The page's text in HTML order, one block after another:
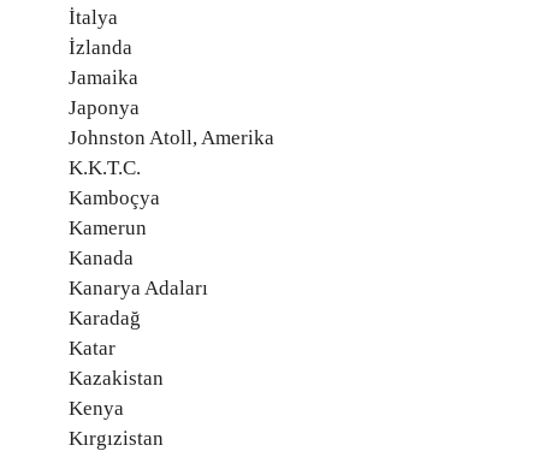
İtalya
İzlanda
Jamaika
Japonya
Johnston Atoll, Amerika
K.K.T.C.
Kamboçya
Kamerun
Kanada
Kanarya Adaları
Karadağ
Katar
Kazakistan
Kenya
Kırgızistan